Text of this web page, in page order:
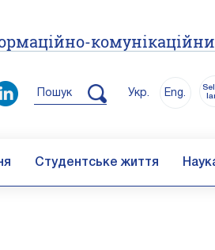
Пошук Укр. Eng.
Студентське життя